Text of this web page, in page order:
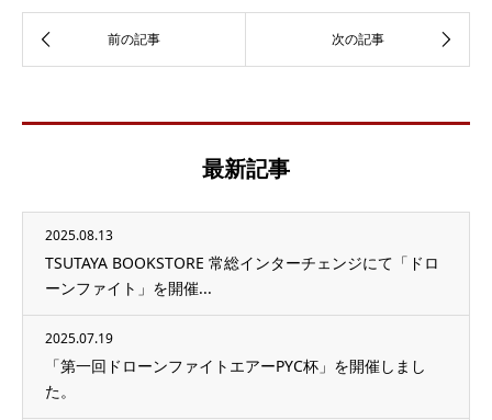
最新記事
2025.08.13
TSUTAYA BOOKSTORE 常総インターチェンジにて「ドロ
ーンファイト」を開催...
2025.07.19
「第一回ドローンファイトエアーPYC杯」を開催しまし
た。